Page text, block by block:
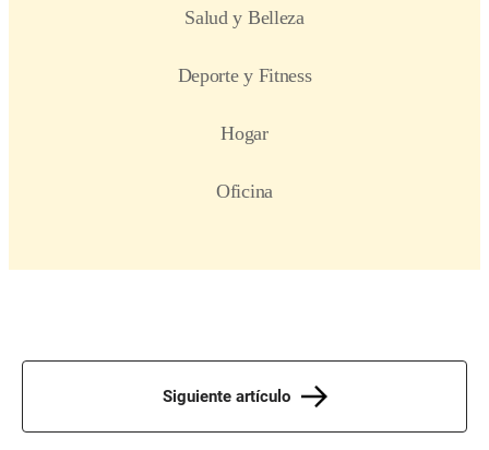
Siguiente artículo